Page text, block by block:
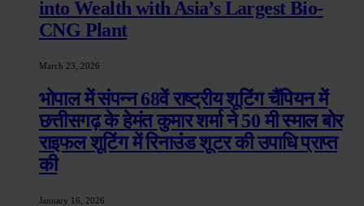
into Wealth with Asia’s Largest Bio-
CNG Plant
March 23, 2026
भोपाल में संपन्न 68वें राष्ट्रीय शूटिंग चैंपियन में
छत्तीसगढ़ के हेमंत कुमार शर्मा ने 50 मी स्माल बोर
राइफल शूटिंग में रिनाउंड शूटर की उपाधि प्राप्त
की
January 16, 2026